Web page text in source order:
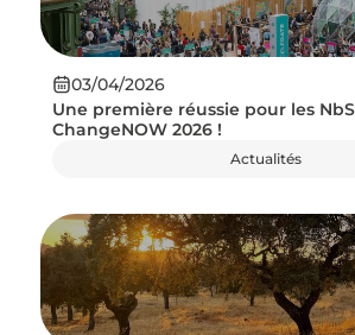
Actualités
Une première réussie pour les
ChangeNOW 2026 !
03/04/2026